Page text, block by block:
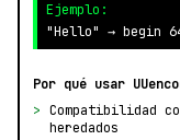
Ejemplo:
"Hello" → begin
Por qué usar
> Compatibilidad
heredados